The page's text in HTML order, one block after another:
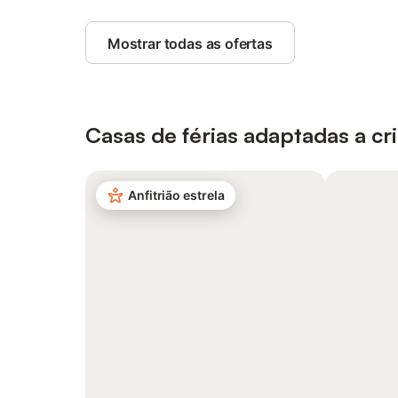
Mostrar todas as ofertas
Casas de férias adaptadas a
Anfitrião estrela